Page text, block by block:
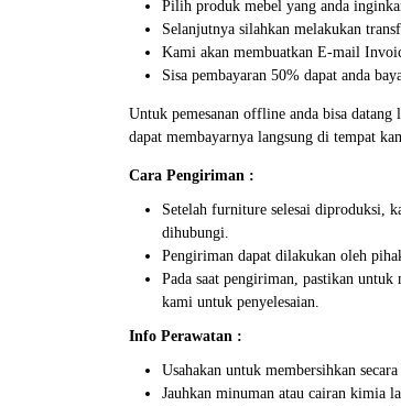
Pilih produk mebel yang anda
Selanjutnya silahkan melakukan
Kami akan membuatkan E-mail
Sisa pembayaran 50% dapat anda
Untuk pemesanan offline anda bisa datang
dapat membayarnya langsung di tempat
Cara Pengiriman :
Setelah furniture selesai diproduksi,
dihubungi.
Pengiriman dapat dilakukan oleh
Pada saat pengiriman, pastikan
kami untuk penyelesaian.
Info Perawatan :
Usahakan untuk membersihkan
Jauhkan minuman atau cairan kimia